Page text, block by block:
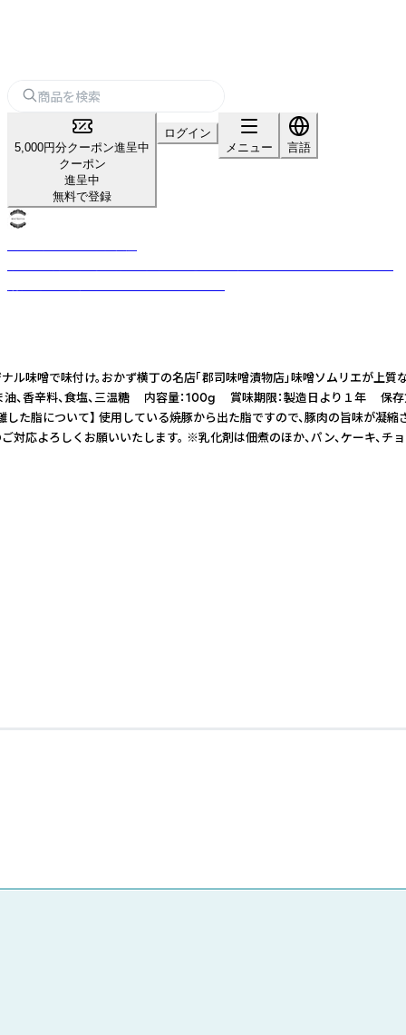
5,000円分クーポン進呈中
クーポン
進呈中
無料で登録
ログイン
メニュー
言語
で味付け。おかず横丁の名店「郡司味噌漬物店」味噌ソムリエ
油、香辛料、食塩、三温糖 内容量：100g 賞味期限：製造日より
】 使用している焼豚から出た脂ですので、豚肉の旨味が凝縮さ
よろしくお願いいたします。 ※乳化剤は佃煮のほか、パン、ケーキ、チ